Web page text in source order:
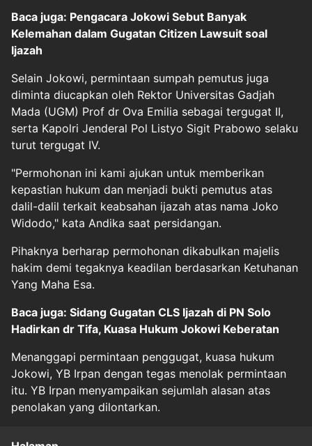
Baca juga: Pengacara Jokowi Sebut Banyak
Kelemahan dalam Gugatan Citizen Lawsuit soal
Ijazah
Selain Jokowi, permintaan sumpah pemutus juga
diminta diucapkan oleh Rektor Universitas Gadjah
Mada (UGM) Prof dr Ova Emilia sebagai tergugat II,
serta Kapolri Jenderal Pol Listyo Sigit Prabowo selaku
turut tergugat IV.
"Permohonan ini kami ajukan untuk memberikan
kepastian hukum dan menjadi bukti pemutus atas
dalil-dalil terkait keabsahan ijazah atas nama Joko
Widodo," kata Andika saat persidangan.
Pihaknya berharap permohonan dikabulkan majelis
hakim demi tegaknya keadilan berdasarkan Ketuhanan
Yang Maha Esa.
Baca juga: Sidang Gugatan CLS Ijazah di PN Solo
Hadirkan dr Tifa, Kuasa Hukum Jokowi Keberatan
Menanggapi permintaan penggugat, kuasa hukum
Jokowi, YB Irpan dengan tegas menolak permintaan
itu. YB Irpan menyampaikan sejumlah alasan atas
penolakan yang dilontarkan.